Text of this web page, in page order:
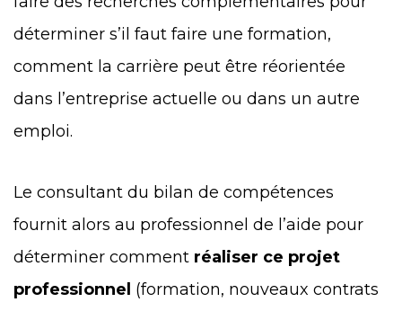
déterminer s’il faut faire une formation,
comment la carrière peut être réorientée
dans l’entreprise actuelle ou dans un autre
emploi.
Le consultant du bilan de compétences
fournit alors au professionnel de l’aide pour
déterminer comment réaliser ce projet
professionnel (formation, nouveaux contrats